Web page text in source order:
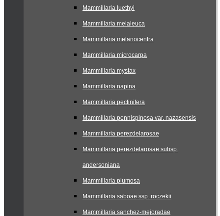
Mammillaria luethyi
Mammillaria melaleuca
Mammillaria melanocentra
Mammillaria microcarpa
Mammillaria mystax
Mammillaria napina
Mammillaria pectinifera
Mammillaria pennispinosa var. nazasensis
Mammillaria perezdelarosae
Mammillaria perezdelarosae subsp.
andersoniana
Mammillaria plumosa
Mammillaria saboae ssp. roczekii
Mammillaria sanchez-mejoradae